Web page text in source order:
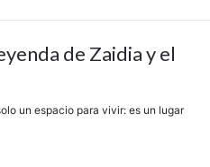
de Zaidia y el
un espacio para vivir: es un lugar